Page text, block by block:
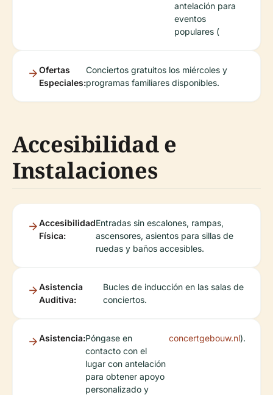
antelación para
eventos
populares (
Ofertas
Especiales:
Conciertos gratuitos los miércoles y
programas familiares disponibles.
Accesibilidad e
Instalaciones
Accesibilidad
Física:
Entradas sin escalones, rampas,
ascensores, asientos para sillas de
ruedas y baños accesibles.
Asistencia
Auditiva:
Bucles de inducción en las salas de
conciertos.
Asistencia:Póngase en
contacto con el
lugar con antelación
para obtener apoyo
personalizado y
concertgebouw.nl).